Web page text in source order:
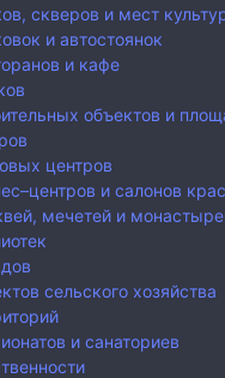
скверов и мест
и автостоянок
и кафе
объектов и
центров
и салонов
мечетей и
сельского хозяйства
и санаториев